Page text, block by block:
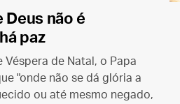
Deus não é
paz
de Natal, o Papa
"onde não se dá glória a
ou até mesmo negado,